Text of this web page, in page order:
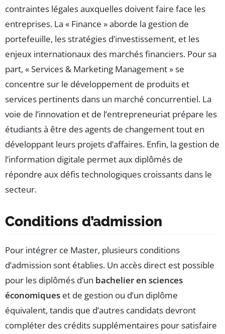
contraintes légales auxquelles doivent faire face les
entreprises. La « Finance » aborde la gestion de
portefeuille, les stratégies d’investissement, et les
enjeux internationaux des marchés financiers. Pour sa
part, « Services & Marketing Management » se
concentre sur le développement de produits et
services pertinents dans un marché concurrentiel. La
voie de l’innovation et de l’entrepreneuriat prépare les
étudiants à être des agents de changement tout en
développant leurs projets d’affaires. Enfin, la gestion de
l’information digitale permet aux diplômés de
répondre aux défis technologiques croissants dans le
secteur.
Conditions d’admission
Pour intégrer ce Master, plusieurs conditions
d’admission sont établies. Un accès direct est possible
pour les diplômés d’un bachelier en sciences
économiques et de gestion ou d’un diplôme
équivalent, tandis que d’autres candidats devront
compléter des crédits supplémentaires pour satisfaire